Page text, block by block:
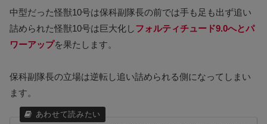
中型だった怪獣10号は保科副隊長の前では手も足も出ず追い
詰められた怪獣10号は巨大化しフォルティチュード9.0へとパ
ワーアップを果たします。
保科副隊長の立場は逆転し追い詰められる側になってしまい
ます。